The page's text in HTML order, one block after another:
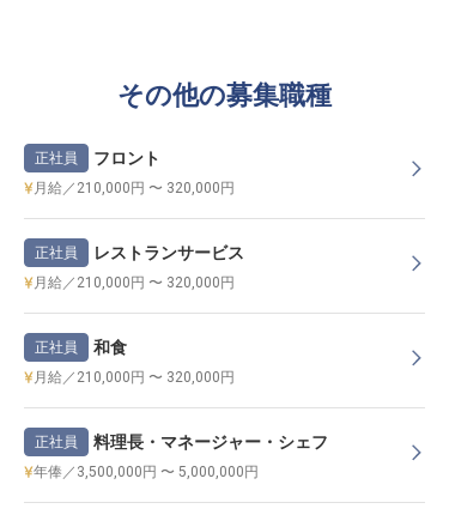
その他の募集職種
正社員 フロント
月給／210,000円 〜 320,000円
正社員 レストランサービス
月給／210,000円 〜 320,000円
正社員 和食
月給／210,000円 〜 320,000円
正社員 料理長・マネージャー・シェフ
年俸／3,500,000円 〜 5,000,000円